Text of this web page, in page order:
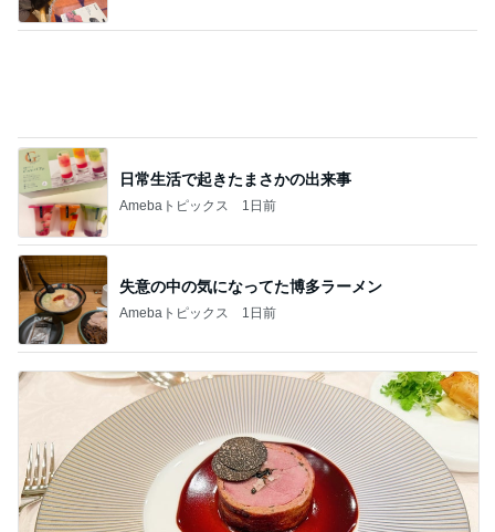
失意の中の気になってた博多ラーメン
Amebaトピックス 1日前
黒トリュフ香る美しいロゼ色の鴨肉